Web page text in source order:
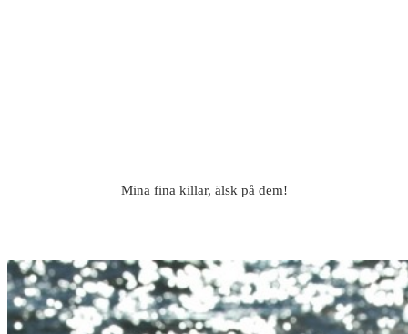
Mina fina killar, älsk på dem!